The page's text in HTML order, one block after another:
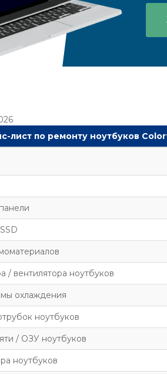
лист по ремонту ноутбуков
/ вентилятора ноутбуков
охлаждения
ноутбуков
/ ОЗУ ноутбуков
ноутбуков